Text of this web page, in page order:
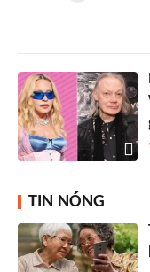
TIN NÓNG